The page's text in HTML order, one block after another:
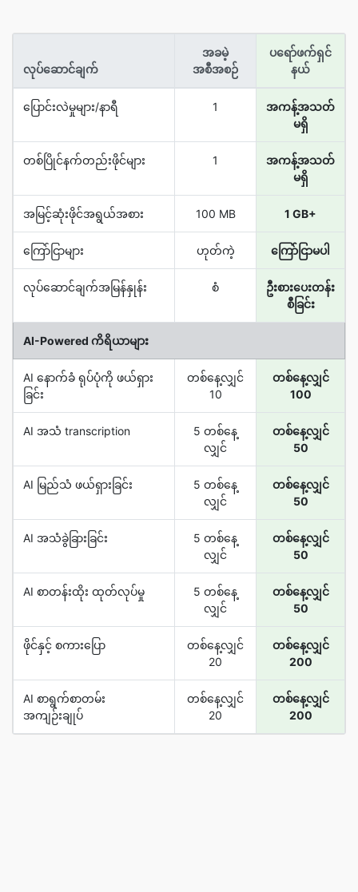
လုပ်ဆောင်ချက်
အခမဲ့
အစီအစဉ်
ပရော်ဖက်ရှင်
နယ်
ပြောင်းလဲမှုများ/နာရီ 1
အကန့်အသတ်
မရှိ
တစ်ပြိုင်နက်တည်းဖိုင်များ 1
အကန့်အသတ်
မရှိ
အမြင့်ဆုံးဖိုင်အရွယ်အစား 100 MB 1 GB+
ကြော်ငြာများ ဟုတ်ကဲ့ ကြော်ငြာမပါ
လုပ်ဆောင်ချက်အမြန်နှုန်း စံ
ဦးစားပေးတန်း
စီခြင်း
AI-Powered ကိရိယာများ
AI နောက်ခံ ရုပ်ပုံကို ဖယ်ရှား
ခြင်း
တစ်နေ့လျှင်
10
တစ်နေ့လျှင်
100
AI အသံ transcription
5 တစ်နေ့
လျှင်
တစ်နေ့လျှင်
50
AI မြည်သံ ဖယ်ရှားခြင်း
5 တစ်နေ့
လျှင်
တစ်နေ့လျှင်
50
AI အသံခွဲခြားခြင်း
5 တစ်နေ့
လျှင်
တစ်နေ့လျှင်
50
AI စာတန်းထိုး ထုတ်လုပ်မှု
5 တစ်နေ့
လျှင်
တစ်နေ့လျှင်
50
ဖိုင်နှင့် စကားပြော
တစ်နေ့လျှင်
20
တစ်နေ့လျှင်
200
AI စာရွက်စာတမ်း
အကျဉ်းချုပ်
တစ်နေ့လျှင်
20
တစ်နေ့လျှင်
200